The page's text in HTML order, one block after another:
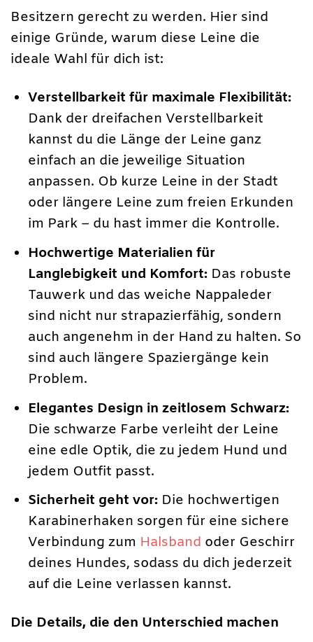
Besitzern gerecht zu werden. Hier sind
einige Gründe, warum diese Leine die
ideale Wahl für dich ist:
Verstellbarkeit für maximale Flexibilität:
Dank der dreifachen Verstellbarkeit
kannst du die Länge der Leine ganz
einfach an die jeweilige Situation
anpassen. Ob kurze Leine in der Stadt
oder längere Leine zum freien Erkunden
im Park – du hast immer die Kontrolle.
Hochwertige Materialien für
Langlebigkeit und Komfort: Das robuste
Tauwerk und das weiche Nappaleder
sind nicht nur strapazierfähig, sondern
auch angenehm in der Hand zu halten. So
sind auch längere Spaziergänge kein
Problem.
Elegantes Design in zeitlosem Schwarz:
Die schwarze Farbe verleiht der Leine
eine edle Optik, die zu jedem Hund und
jedem Outfit passt.
Sicherheit geht vor: Die hochwertigen
Karabinerhaken sorgen für eine sichere
Verbindung zum Halsband oder Geschirr
deines Hundes, sodass du dich jederzeit
auf die Leine verlassen kannst.
Die Details, die den Unterschied machen